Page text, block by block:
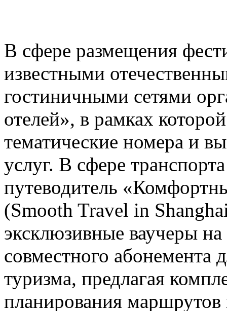
В сфере размещения
известными
гостиничными сетями
отелей», в рамках
тематические номера и
услуг. В сфере
путеводитель
(Smooth Travel in
эксклюзивные ваучеры
совместного абонемента
туризма, предлагая
планирования маршрутов